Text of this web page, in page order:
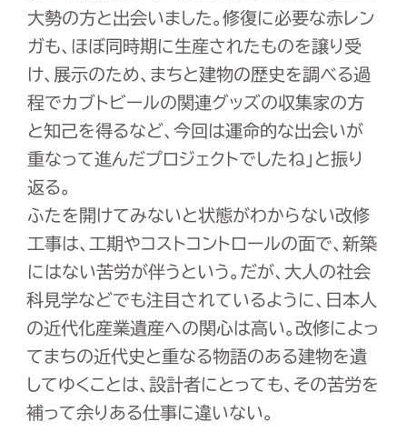
大勢の方と出会いました。修復に必要な赤レン
ガも、ほぼ同時期に生産されたものを譲り受
け、展示のため、まちと建物の歴史を調べる過
程でカブトビールの関連グッズの収集家の方
と知己を得るなど、今回は運命的な出会いが
重なって進んだプロジェクトでしたね」と振り
返る。
ふたを開けてみないと状態がわからない改修
工事は、工期やコストコントロールの面で、新築
にはない苦労が伴うという。だが、大人の社会
科見学などでも注目されているように、日本人
の近代化産業遺産への関心は高い。改修によっ
てまちの近代史と重なる物語のある建物を遺
してゆくことは、設計者にとっても、その苦労を
補って余りある仕事に違いない。